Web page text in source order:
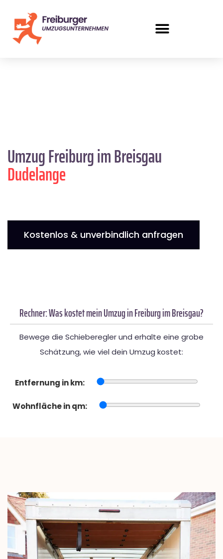
Umzug Freiburg im Breisgau
Dudelange
Kostenlos & unverbindlich anfragen
Rechner: Was kostet mein Umzug in Freiburg im Breisgau?
Bewege die Schieberegler und erhalte eine grobe
Schätzung, wie viel dein Umzug kostet:
Entfernung in km:
Wohnfläche in qm: